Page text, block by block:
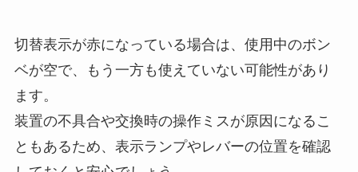
切替表示が赤になっている場合は、使用中のボン
ベが空で、もう一方も使えていない可能性があり
ます。
装置の不具合や交換時の操作ミスが原因になるこ
ともあるため、表示ランプやレバーの位置を確認